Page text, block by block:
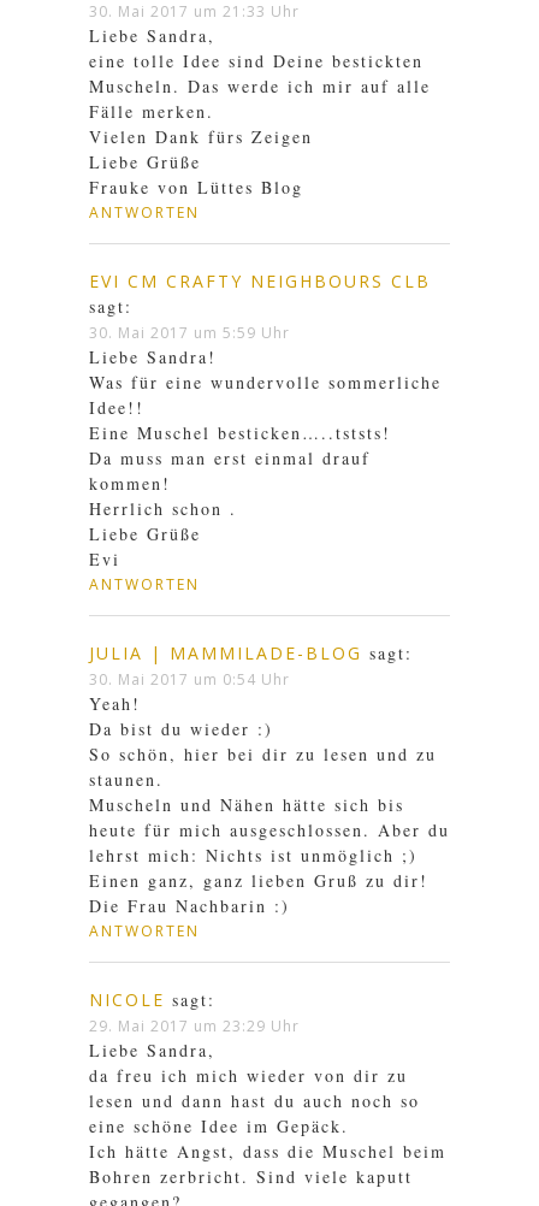
30. Mai 2017 um 21:33 Uhr
Liebe Sandra,
eine tolle Idee sind Deine bestickten
Muscheln. Das werde ich mir auf alle
Fälle merken.
Vielen Dank fürs Zeigen
Liebe Grüße
Frauke von Lüttes Blog
ANTWORTEN
EVI CM CRAFTY NEIGHBOURS CLB
sagt:
30. Mai 2017 um 5:59 Uhr
Liebe Sandra!
Was für eine wundervolle sommerliche
Idee!!
Eine Muschel besticken…..tststs!
Da muss man erst einmal drauf
kommen!
Herrlich schon .
Liebe Grüße
Evi
ANTWORTEN
JULIA | MAMMILADE-BLOG sagt:
30. Mai 2017 um 0:54 Uhr
Yeah!
Da bist du wieder :)
So schön, hier bei dir zu lesen und zu
staunen.
Muscheln und Nähen hätte sich bis
heute für mich ausgeschlossen. Aber du
lehrst mich: Nichts ist unmöglich ;)
Einen ganz, ganz lieben Gruß zu dir!
Die Frau Nachbarin :)
ANTWORTEN
NICOLE sagt:
29. Mai 2017 um 23:29 Uhr
Liebe Sandra,
da freu ich mich wieder von dir zu
lesen und dann hast du auch noch so
eine schöne Idee im Gepäck.
Ich hätte Angst, dass die Muschel beim
Bohren zerbricht. Sind viele kaputt